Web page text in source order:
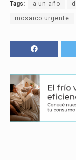
Tags: a un año
mosaico urgente